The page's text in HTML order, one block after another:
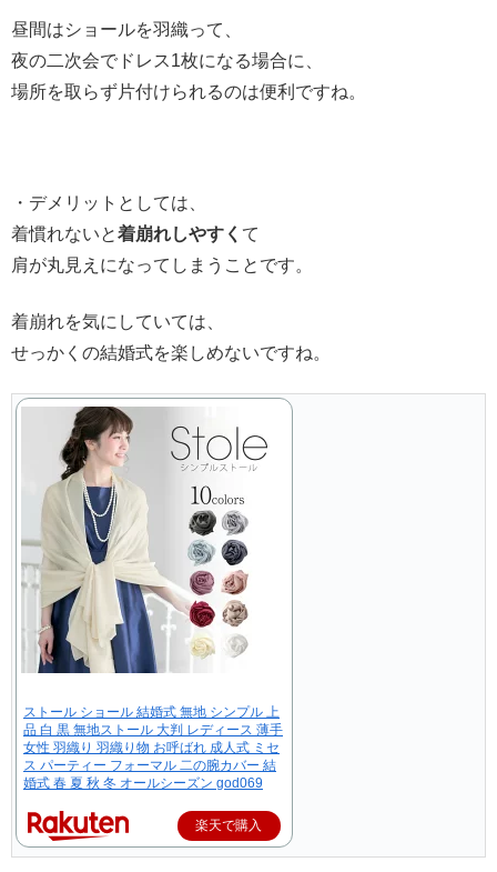
昼間はショールを羽織って、
夜の二次会でドレス1枚になる場合に、
場所を取らず片付けられるのは便利ですね。
・デメリットとしては、
着慣れないと着崩れしやすく て
肩が丸見えになってしまうことです。
着崩れを気にしていては、
せっかくの結婚式を楽しめないですね。
ストール ショール 結婚式 無地 シンプル 上
品 白 黒 無地ストール 大判 レディース 薄手
女性 羽織り 羽織り物 お呼ばれ 成人式 ミセ
ス パーティー フォーマル 二の腕カバー 結
婚式 春 夏 秋 冬 オールシーズン god069
楽天で購入